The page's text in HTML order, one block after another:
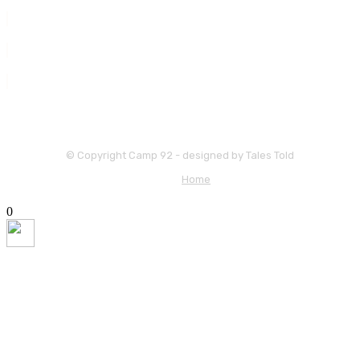
© Copyright Camp 92 - designed by Tales Told
Home
0